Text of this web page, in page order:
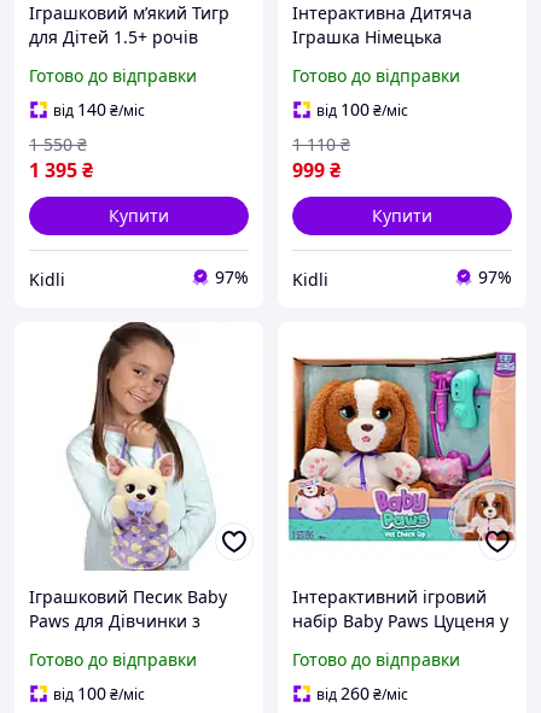
Іграшковий мʼякий Тигр
для Дітей 1.5+ рочів
іграшка Тигреня Baby
Paws зі Звуком
Готово до відправки
від 140₴/міс
1 395₴
1 550 ₴
Купити
Kidli 97%
Інтерактивна Дитяча
Іграшка Німецька
Іграшковий Песик Baby
Paws для Дітей з
аксесуарами
Готово до відправки
від 100₴/міс
999₴
1 110 ₴
Купити
Kidli 97%
Іграшковий Песик Baby
Paws для Дівчинки з
Інтерактивна Дитяча
Іграшка Чихуахуа Yummy
Готово до відправки
від 100₴/міс
Інтерактивний ігровий
набір Baby Paws Цуценя у
аксесуарами 927681IM
Готово до відправки
від260₴/міс